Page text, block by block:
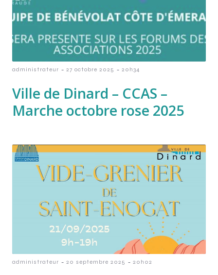
administrateur - 27 octobre 2025 - 20h34
Ville de Dinard – CCAS –
Marche octobre rose 2025
administrateur - 20 septembre 2025 - 20h02